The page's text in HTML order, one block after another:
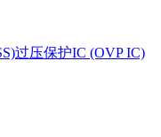
过压保护IC (OVP IC)